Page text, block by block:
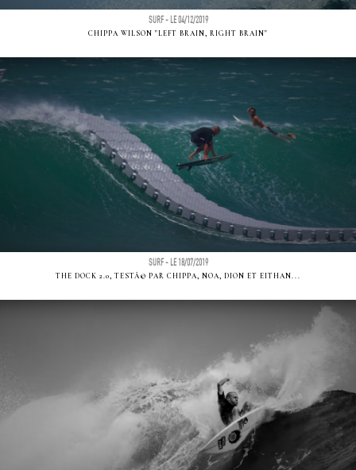
SURF - LE 04/12/2019
CHIPPA WILSON "LEFT BRAIN, RIGHT BRAIN"
SURF - LE 18/07/2019
THE DOCK 2.0, TESTÃ© PAR CHIPPA, NOA, DION ET EITHAN...